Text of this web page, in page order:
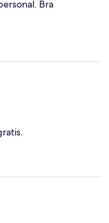
Bra